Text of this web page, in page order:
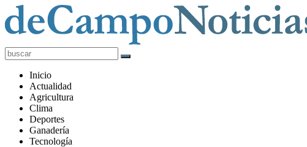
deCampoNoticias
Actualidad
Agropecuaria
Inicio
Actualidad
Agricultura
Clima
Deportes
Ganadería
Tecnología